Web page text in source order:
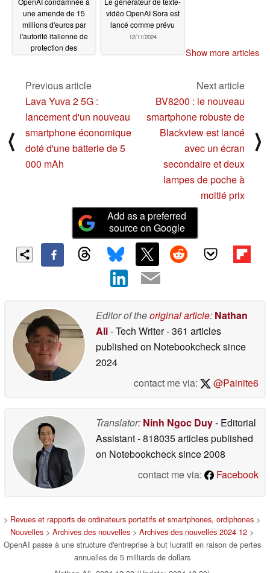
une amende de 15
millions d'euros par
l'autorité italienne de
protection des
vidéo OpenAI Sora est
lancé comme prévu
12/11/2024
Show more articles
⟨
Previous article
Lava Yuva 2 5G :
lancement d'un nouveau
smartphone économique
doté d'une batterie de 5
000 mAh
Next article
BV8200 : le nouveau
smartphone robuste de
Blackview est lancé
avec un écran
secondaire et deux
lampes de poche à
moitié prix
⟩
Add as a preferred
source on Google
Editor of theoriginal article: Nathan
Ali- Tech Writer- 361 articles
published on Notebookchecksince
2024
contact me via:
@Painite6
Translator: Ninh Ngoc Duy- Editorial
Assistant- 818035 articles published
on Notebookchecksince 2008
contact me via:
Facebook
> Revues et rapports de ordinateurs portatifs et smartphones, ordiphones >
Nouvelles > Archives des nouvelles > Archives des nouvelles 2024 12 >
OpenAI passe à une structure d'entreprise à but lucratif en raison de pertes
annuelles de 5 milliards de dollars